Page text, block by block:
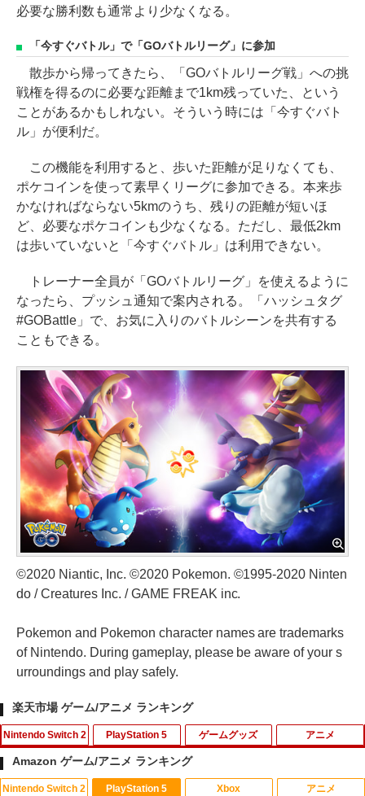
必要な勝利数も通常より少なくなる。
「今すぐバトル」で「GOバトルリーグ」に参加
散歩から帰ってきたら、「GOバトルリーグ戦」への挑
戦権を得るのに必要な距離まで1km残っていた、という
ことがあるかもしれない。そういう時には「今すぐバト
ル」が便利だ。
この機能を利用すると、歩いた距離が足りなくても、
ポケコインを使って素早くリーグに参加できる。本来歩
かなければならない5kmのうち、残りの距離が短いほ
ど、必要なポケコインも少なくなる。ただし、最低2km
は歩いていないと「今すぐバトル」は利用できない。
トレーナー全員が「GOバトルリーグ」を使えるように
なったら、プッシュ通知で案内される。「ハッシュタグ
#GOBattle」で、お気に入りのバトルシーンを共有する
こともできる。
©2020 Niantic, Inc. ©2020 Pokemon. ©1995-2020 Ninten
do / Creatures Inc. / GAME FREAK inc.
Pokemon and Pokemon character names are trademarks
of Nintendo. During gameplay, please be aware of your s
urroundings and play safely.
楽天市場 ゲーム/アニメ ランキング
Nintendo Switch 2 PlayStation 5 ゲームグッズ アニメ
Amazon ゲーム/アニメ ランキング
Nintendo Switch 2 PlayStation 5 Xbox アニメ